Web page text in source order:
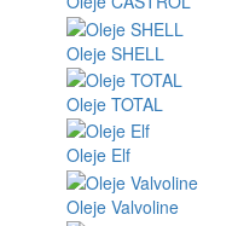
Oleje SHELL
Oleje TOTAL
Oleje Elf
Oleje Valvoline